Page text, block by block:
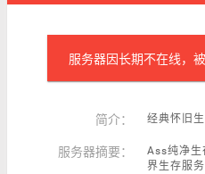
服务器因长期不在线，
简介： 经典怀旧
服务器摘要：
Ass纯净生
界生存服